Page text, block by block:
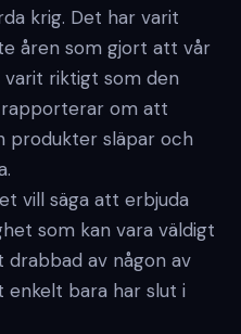
krig. Det har varit
åren som gjort att vår
riktigt som den
rapporterar om att
produkter släpar och
vill säga att erbjuda
som kan vara väldigt
drabbad av någon av
enkelt bara har slut i